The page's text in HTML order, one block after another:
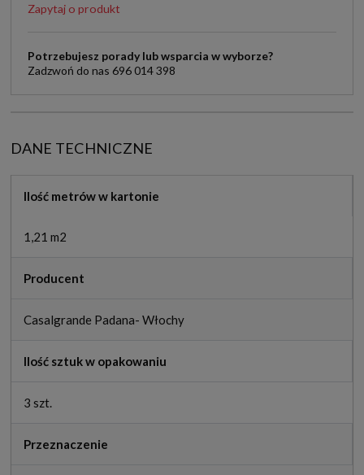
Zapytaj o produkt
Potrzebujesz porady lub wsparcia w wyborze?
Zadzwoń do nas 696 014 398
DANE TECHNICZNE
Ilość metrów w kartonie
1,21 m2
Producent
Casalgrande Padana- Włochy
Ilość sztuk w opakowaniu
3 szt.
Przeznaczenie